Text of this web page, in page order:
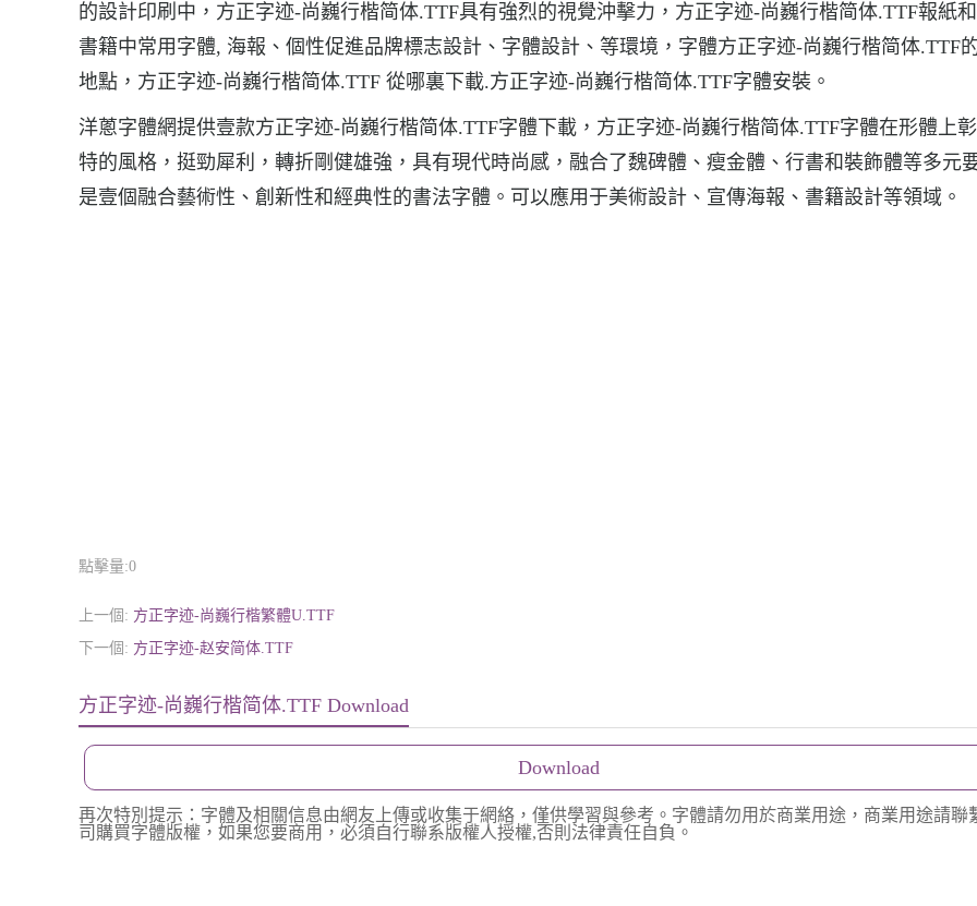
的設計印刷中，方正字迹-尚巍行楷简体.TTF具有強烈的視覺沖擊力，方正字迹-尚巍行楷简体.TTF報紙
書籍中常用字體, 海報、個性促進品牌標志設計、字體設計、等環境，字體方正字迹-尚巍行楷简体.TTF
地點，方正字迹-尚巍行楷简体.TTF 從哪裏下載.方正字迹-尚巍行楷简体.TTF字體安裝。
洋蔥字體網提供壹款方正字迹-尚巍行楷简体.TTF字體下載，方正字迹-尚巍行楷简体.TTF字體在形體上
特的風格，挺勁犀利，轉折剛健雄強，具有現代時尚感，融合了魏碑體、瘦金體、行書和裝飾體等多元
是壹個融合藝術性、創新性和經典性的書法字體。可以應用于美術設計、宣傳海報、書籍設計等領域。
點擊量:0
上一個: 方正字迹-尚巍行楷繁體U.TTF
下一個: 方正字迹-赵安简体.TTF
方正字迹-尚巍行楷简体.TTF Download
Download
再次特別提示：字體及相關信息由網友上傳或收集于網絡，僅供學習與參考。字體請勿用於商業用途，商業用途請聯
司購買字體版權，如果您要商用，必須自行聯系版權人授權,否則法律責任自負。